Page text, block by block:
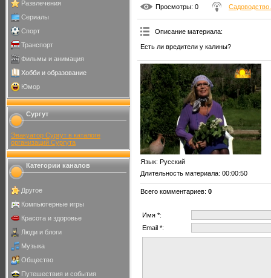
Развлечения
Сериалы
Спорт
Транспорт
Фильмы и анимация
Хобби и образование
Юмор
Сургут
Эвакуатор Сургут в каталоге
организаций Сургута
Категории каналов
Другое
Компьютерные игры
Красота и здоровье
Люди и блоги
Музыка
Общество
Путешествия и события
Просмотры: 0
Описание материала:
Есть ли вредители у калины?
Язык: Русский
Длительность материала: 00:00:50
Всего комментариев: 0
Имя *:
Email *: